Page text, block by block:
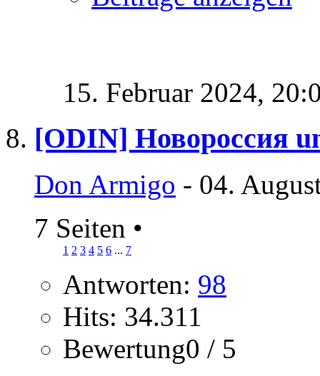
15. Februar 2024,
[ODIN] Новороссия
Don Armigo - 04.
7 Seiten •
1 2 3 4 5 6 ... 7
Antworten: 98
Hits: 34.311
Bewertung0 / 5